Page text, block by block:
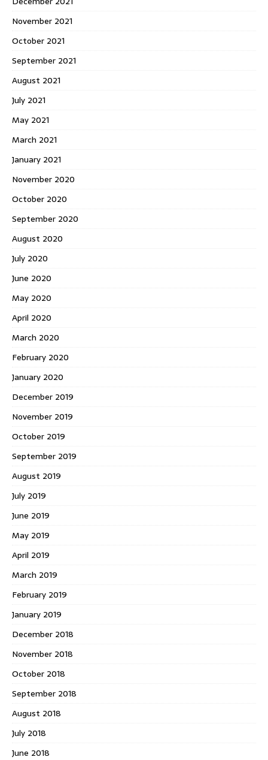
November 2021
October 2021
September 2021
August 2021
July 2021
May 2021
March 2021
January 2021
November 2020
October 2020
September 2020
August 2020
July 2020
June 2020
May 2020
April 2020
March 2020
February 2020
January 2020
December 2019
November 2019
October 2019
September 2019
August 2019
July 2019
June 2019
May 2019
April 2019
March 2019
February 2019
January 2019
December 2018
November 2018
October 2018
September 2018
August 2018
July 2018
June 2018